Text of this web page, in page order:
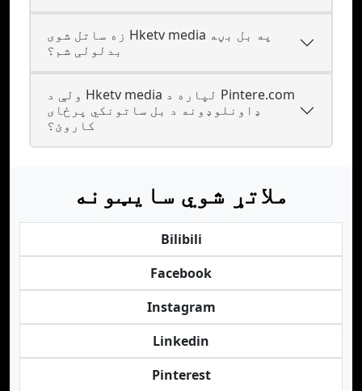
زه ساتل شوی Hketv media په بل بڼه
بدلولی شم؟
ولې د Hketv media لپاره د Pintere.com
ډاونلوډونه د بل ساتونکي پرځای
کاروئ؟
ملاتړ شوي سایټونه
Bilibili
Facebook
Instagram
Linkedin
Pinterest